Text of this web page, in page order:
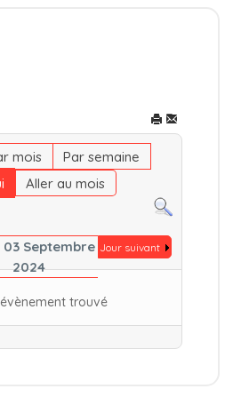
mois
Par semaine
Aller au mois
Septembre
2024
Jour suivant
trouvé